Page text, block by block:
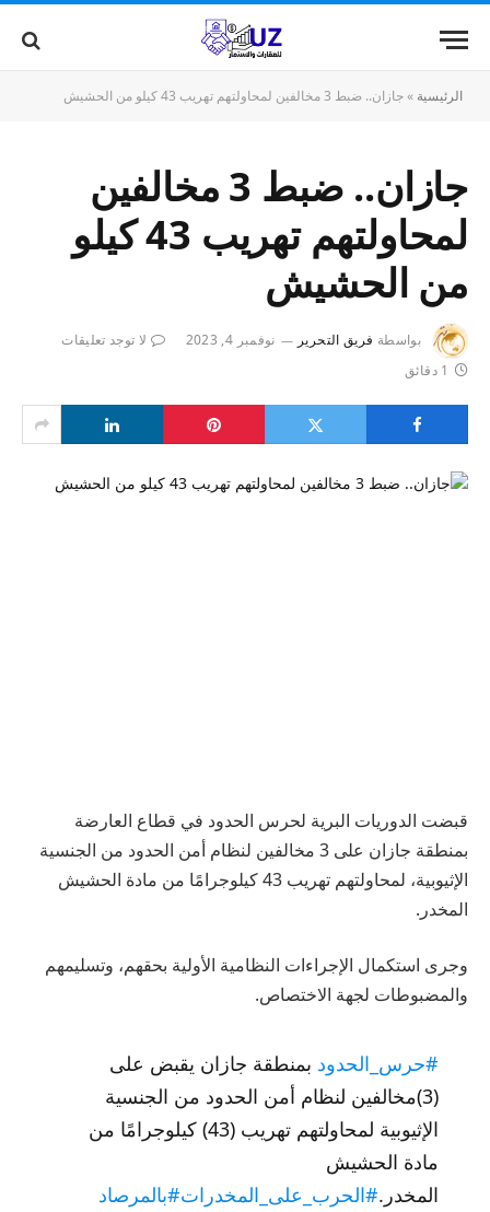
الرئيسية »جازان.. ضبط 3 مخالفين لمحاولتهم تهريب 43 كيلو من الحشيش
جازان.. ضبط 3 مخالفين
لمحاولتهم تهريب 43 كيلو
من الحشيش
بواسطة فريق التحرير نوفمبر 4, 2023
لا توجد تعليقات
1 دقائق
قبضت الدوريات البرية لحرس الحدود في قطاع العارضة
بمنطقة جازان على 3 مخالفين لنظام أمن الحدود من الجنسية
الإثيوبية، لمحاولتهم تهريب 43 كيلوجرامًا من مادة الحشيش
المخدر.
وجرى استكمال الإجراءات النظامية الأولية بحقهم، وتسليمهم
والمضبوطات لجهة الاختصاص.
#حرس_الحدود بمنطقة جازان يقبض على
(3)مخالفين لنظام أمن الحدود من الجنسية
الإثيوبية لمحاولتهم تهريب (43) كيلوجرامًا من
مادة الحشيش
المخدر.#الحرب_على_المخدرات#بالمرصاد